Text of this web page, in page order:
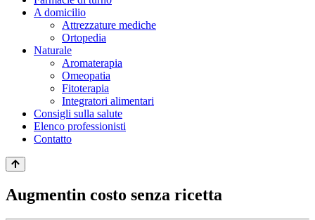
A domicilio
Attrezzature mediche
Ortopedia
Naturale
Aromaterapia
Omeopatia
Fitoterapia
Integratori alimentari
Consigli sulla salute
Elenco professionisti
Contatto
Augmentin costo senza ricetta